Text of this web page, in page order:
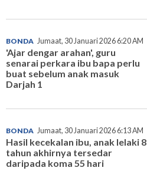
BONDA Jumaat, 30 Januari 2026 6:20 AM
'Ajar dengar arahan', guru
senarai perkara ibu bapa perlu
buat sebelum anak masuk
Darjah 1
BONDA Jumaat, 30 Januari 2026 6:13 AM
Hasil kecekalan ibu, anak lelaki 8
tahun akhirnya tersedar
daripada koma 55 hari